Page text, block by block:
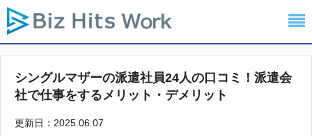
シングルマザーの派遣社員24人の口コミ！派遣会
社で仕事をするメリット・デメリット
更新日：2025.06.07